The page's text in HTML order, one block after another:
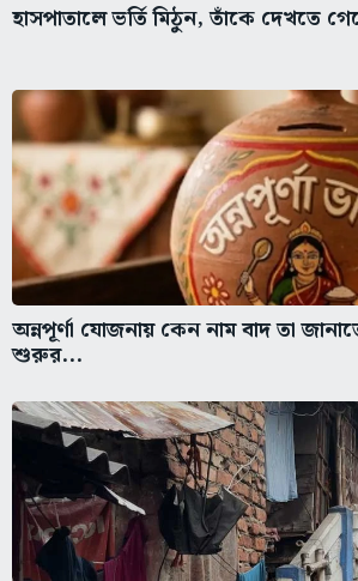
হাসপাতালে ভর্তি মিঠুন, তাঁকে দেখতে
অন্নপূর্ণা যোজনায় কেন নাম বাদ তা
শুরুর...